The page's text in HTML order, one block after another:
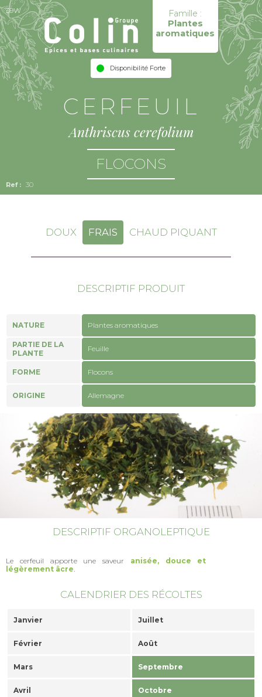
Famille :
Plantes
aromatiques
Disponibilité Forte
39W
30
CERFEUIL
Anthriscus cerefolium
FLOCONS
DOUX FRAIS CHAUD PIQUANT
DESCRIPTIF PRODUIT
NATURE Plantes aromatiques
PARTIE DE LA
PLANTE
Feuille
FORME Flocons
ORIGINE Allemagne
DESCRIPTIF ORGANOLEPTIQUE
Le cerfeuil apporte une saveur anisée, douce et
légèrement âcre.
CALENDRIER DES RÉCOLTES
Janvier Juillet
Février Août
Mars Septembre
Avril Octobre